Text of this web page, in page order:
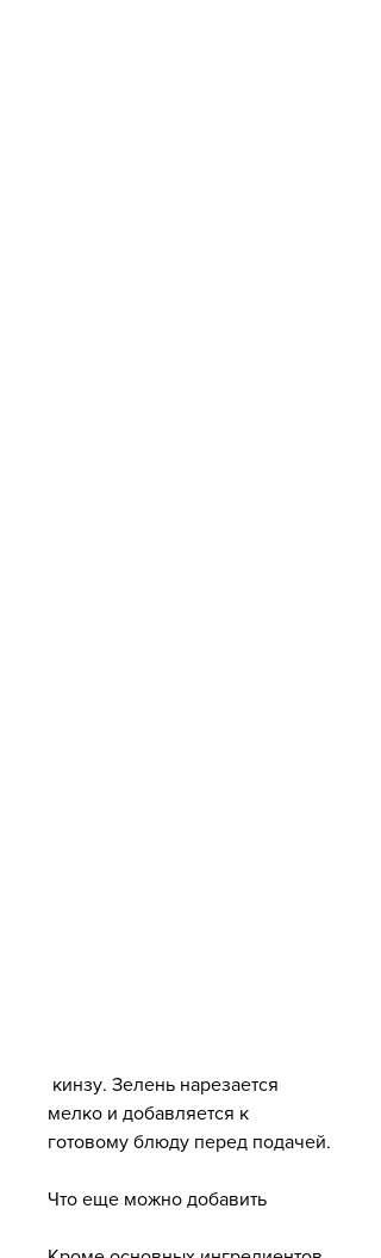
мелко и добавляется к
готовому блюду перед подачей.
Что еще можно добавить